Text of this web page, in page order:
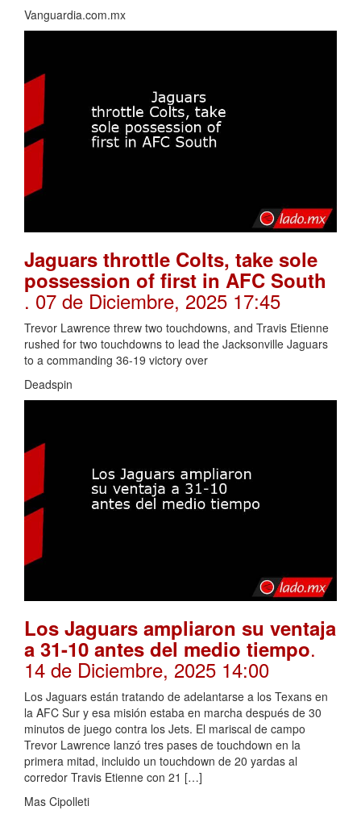
Vanguardia.com.mx
Jaguars throttle Colts, take sole
possession of first in AFC South
. 07 de Diciembre, 2025 17:45
Trevor Lawrence threw two touchdowns, and Travis Etienne
rushed for two touchdowns to lead the Jacksonville Jaguars
to a commanding 36-19 victory over
Deadspin
Los Jaguars ampliaron su ventaja
a 31-10 antes del medio tiempo.
14 de Diciembre, 2025 14:00
Los Jaguars están tratando de adelantarse a los Texans en
la AFC Sur y esa misión estaba en marcha después de 30
minutos de juego contra los Jets. El mariscal de campo
Trevor Lawrence lanzó tres pases de touchdown en la
primera mitad, incluido un touchdown de 20 yardas al
corredor Travis Etienne con 21 […]
Mas Cipolleti